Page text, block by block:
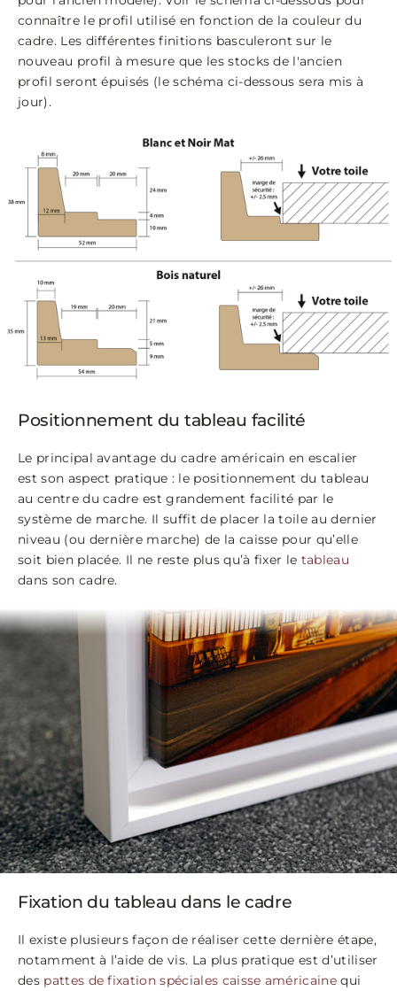
connaître le profil utilisé en fonction de la couleur du
cadre. Les différentes finitions basculeront sur le
nouveau profil à mesure que les stocks de l'ancien
profil seront épuisés (le schéma ci-dessous sera mis à
jour).
Positionnement du tableau facilité
Le principal avantage du cadre américain en escalier
est son aspect pratique : le positionnement du tableau
au centre du cadre est grandement facilité par le
système de marche. Il suffit de placer la toile au dernier
niveau (ou dernière marche) de la caisse pour qu’elle
soit bien placée. Il ne reste plus qu’à fixer le tableau
dans son cadre.
Fixation du tableau dans le cadre
Il existe plusieurs façon de réaliser cette dernière étape,
notamment à l’aide de vis. La plus pratique est d’utiliser
des pattes de fixation spéciales caisse américaine qui